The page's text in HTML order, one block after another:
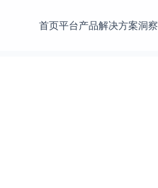
首页平台产品解决方案洞察